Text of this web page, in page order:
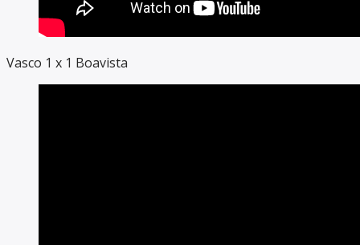
Vasco 1 x 1 Boavista